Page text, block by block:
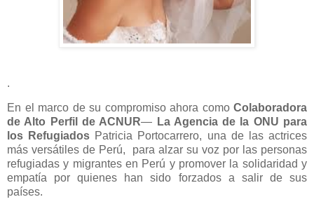
.
En el marco de su compromiso ahora como Colaboradora
de Alto Perfil de ACNUR— La Agencia de la ONU para
los Refugiados Patricia Portocarrero, una de las actrices
más versátiles de Perú, para alzar su voz por las personas
refugiadas y migrantes en Perú y promover la solidaridad y
empatía por quienes han sido forzados a salir de sus
países.